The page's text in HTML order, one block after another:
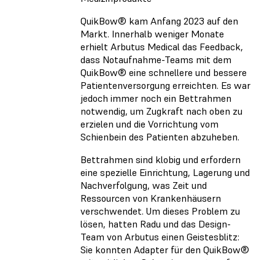
QuikBow® kam Anfang 2023 auf den
Markt. Innerhalb weniger Monate
erhielt Arbutus Medical das Feedback,
dass Notaufnahme-Teams mit dem
QuikBow® eine schnellere und bessere
Patientenversorgung erreichten. Es war
jedoch immer noch ein Bettrahmen
notwendig, um Zugkraft nach oben zu
erzielen und die Vorrichtung vom
Schienbein des Patienten abzuheben.
Bettrahmen sind klobig und erfordern
eine spezielle Einrichtung, Lagerung und
Nachverfolgung, was Zeit und
Ressourcen von Krankenhäusern
verschwendet. Um dieses Problem zu
lösen, hatten Radu und das Design-
Team von Arbutus einen Geistesblitz:
Sie konnten Adapter für den QuikBow®